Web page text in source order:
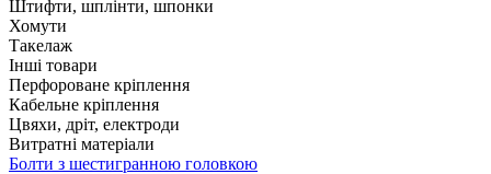
Штифти, шплінти, шпонки
Хомути
Такелаж
Інші товари
Перфороване кріплення
Кабельне кріплення
Цвяхи, дріт, електроди
Витратні матеріали
Болти з шестигранною головкою